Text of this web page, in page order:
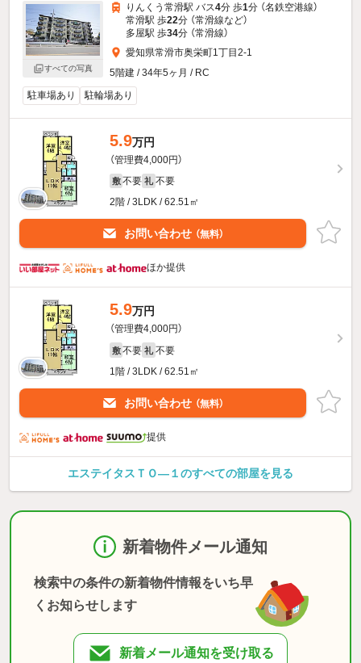
すべての写真
りんくう常滑駅 バス4分 歩1分 （名鉄空港線）
常滑駅 歩22分 （常滑線など）
多屋駅 歩34分 （常滑線）
愛知県常滑市奥栄町1丁目2-1
5階建 / 34年5ヶ月 / RC
駐車場あり
駐輪場あり
5.9万円
（管理費4,000円）
敷 不要 礼 不要
2階 / 3LDK / 62.51㎡
お問い合わせ （無料）
ほか提供
5.9万円
（管理費4,000円）
敷 不要 礼 不要
1階 / 3LDK / 62.51㎡
お問い合わせ （無料）
提供
エステイタスＴＯ—１のすべての部屋を見る
新着物件メール通知
検索中の条件の新着物件情報をいち早
くお知らせします
新着メール通知を受け取る